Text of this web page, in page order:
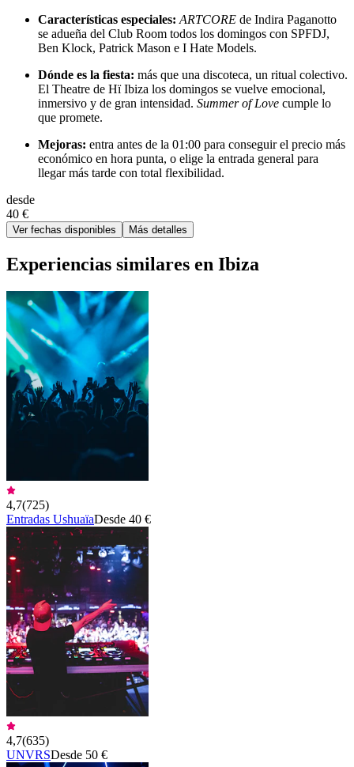
Características especiales: ARTCORE de Indira Paganotto
se adueña del Club Room todos los domingos con SPFDJ,
Ben Klock, Patrick Mason e I Hate Models.
Dónde es la fiesta: más que una discoteca, un ritual colectivo.
El Theatre de Hï Ibiza los domingos se vuelve emocional,
inmersivo y de gran intensidad. Summer of Love cumple lo
que promete.
Mejoras: entra antes de la 01:00 para conseguir el precio más
económico en hora punta, o elige la entrada general para
llegar más tarde con total flexibilidad.
desde
40 €
Ver fechas disponibles Más detalles
Experiencias similares en Ibiza
4,7(725)
Entradas UshuaïaDesde 40 €
4,7(635)
UNVRSDesde 50 €